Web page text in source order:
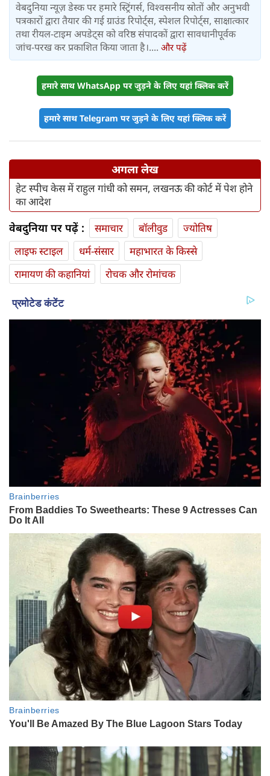
वेबदुनिया न्यूज़ डेस्क पर हमारे स्ट्रिंगर्स, विश्वसनीय स्रोतों और अनुभवी
पत्रकारों द्वारा तैयार की गई ग्राउंड रिपोर्ट्स, स्पेशल रिपोर्ट्स, साक्षात्कार
तथा रीयल-टाइम अपडेट्स को वरिष्ठ संपादकों द्वारा सावधानीपूर्वक
जांच-परख कर प्रकाशित किया जाता है।.... और पढ़ें
हमारे साथ WhatsApp पर जुड़ने के लिए यहां क्लिक करें
हमारे साथ Telegram पर जुड़ने के लिए यहां क्लिक करें
अगला लेख
हेट स्‍पीच केस में राहुल गांधी को समन, लखनऊ की कोर्ट में पेश होने
का आदेश
वेबदुनिया पर पढ़ें : समाचार बॉलीवुड
ज्योतिष
लाइफ स्‍टाइल
धर्म-संसार
महाभारत के किस्से
रामायण की कहानियां
रोचक और रोमांचक